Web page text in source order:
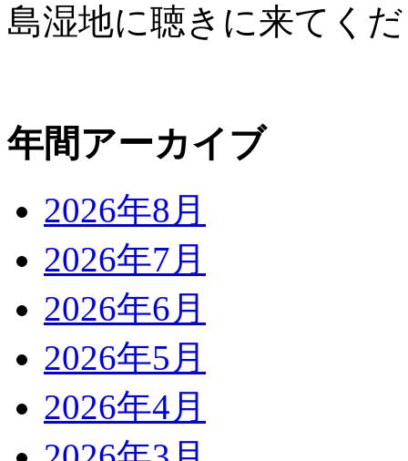
島湿地に聴きに来てく
年間アーカイブ
2026年8月
2026年7月
2026年6月
2026年5月
2026年4月